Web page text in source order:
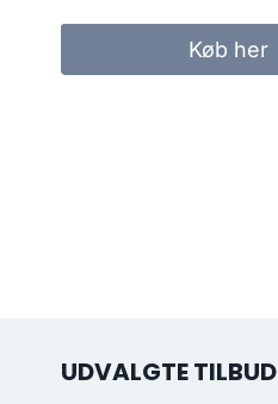
Køb her
UDVALGTE TILBUD